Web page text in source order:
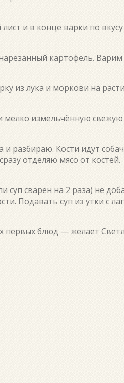
и в конце варки по
картофель.
из лука и моркови на
мелко измельчённую
и разбираю. Кости идут
отделяю мясо от костей.
сварен на 2 раза) не
Подавать суп из утки
первых блюд — желает